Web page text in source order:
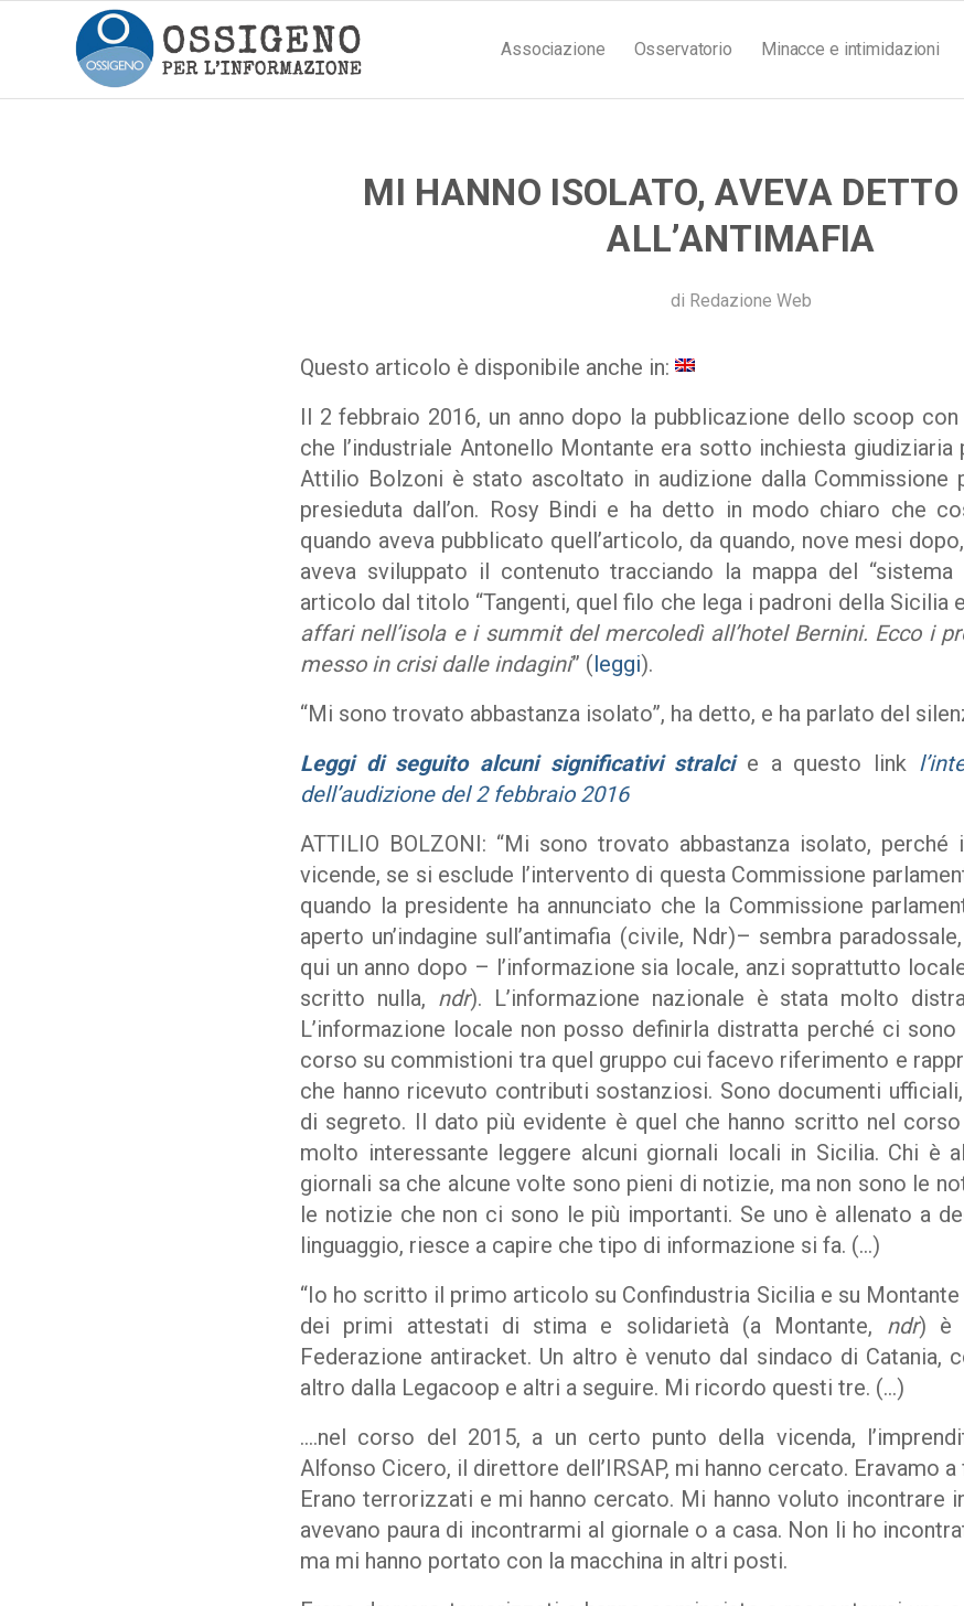
Associazione Osservatorio Minacce e intimidazioni
MI HANNO ISOLATO, AVEVA
ALL’ANTIMAFIA
di Redazione Web
Questo articolo è disponibile anche in:
Il 2 febbraio 2016, un anno dopo la pubblicazione dello scoop
che l’industriale Antonello Montante era sotto inchiesta giudiziaria
Attilio Bolzoni è stato ascoltato in audizione dalla Commissione
presieduta dall’on. Rosy Bindi e ha detto in modo chiaro che
quando aveva pubblicato quell’articolo, da quando, nove mesi
aveva sviluppato il contenuto tracciando la mappa del
articolo dal titolo “Tangenti, quel filo che lega i padroni della Sicilia
affari nell’isola e i summit del mercoledì all’hotel Bernini. Ecco i
messo in crisi dalle indagini” (leggi).
“Mi sono trovato abbastanza isolato”, ha detto, e ha parlato del
Leggi di seguito alcuni significativi stralci e a questo link
dell’audizione del 2 febbraio 2016
ATTILIO BOLZONI: “Mi sono trovato abbastanza isolato,
vicende, se si esclude l’intervento di questa Commissione
quando la presidente ha annunciato che la Commissione
aperto un’indagine sull’antimafia (civile, Ndr)– sembra
qui un anno dopo – l’informazione sia locale, anzi soprattutto
scritto nulla, ndr). L’informazione nazionale è stata molto
L’informazione locale non posso definirla distratta perché ci sono
corso su commistioni tra quel gruppo cui facevo riferimento e
che hanno ricevuto contributi sostanziosi. Sono documenti
di segreto. Il dato più evidente è quel che hanno scritto nel corso
molto interessante leggere alcuni giornali locali in Sicilia. Chi è
giornali sa che alcune volte sono pieni di notizie, ma non sono le
le notizie che non ci sono le più importanti. Se uno è allenato a
linguaggio, riesce a capire che tipo di informazione si fa. (…)
“Io ho scritto il primo articolo su Confindustria Sicilia e su
dei primi attestati di stima e solidarietà (a Montante, ndr) è
Federazione antiracket. Un altro è venuto dal sindaco di Catania,
altro dalla Legacoop e altri a seguire. Mi ricordo questi tre. (…)
….nel corso del 2015, a un certo punto della vicenda,
Alfonso Cicero, il direttore dell’IRSAP, mi hanno cercato. Eravamo
Erano terrorizzati e mi hanno cercato. Mi hanno voluto incontrare
avevano paura di incontrarmi al giornale o a casa. Non li ho
ma mi hanno portato con la macchina in altri posti.